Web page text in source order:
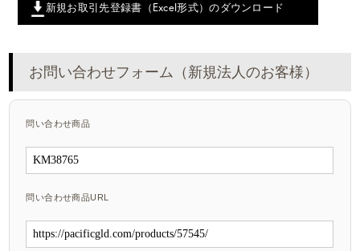
新規お取引先登録書（Excel形式）のダウンロード
お問い合わせフォーム（新規法人のお客様）
問い合わせ商品
問い合わせ商品URL